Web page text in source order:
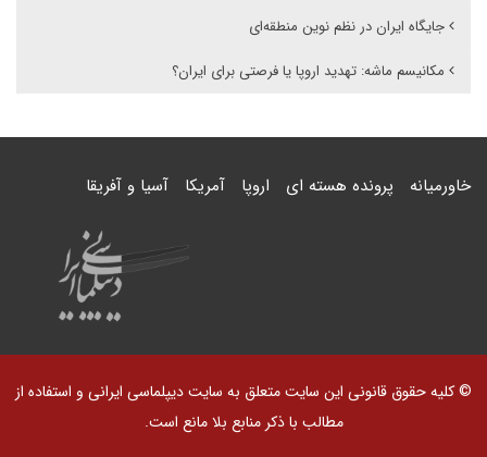
جایگاه ایران در نظم نوین منطقه‌ای
مکانیسم ماشه: تهدید اروپا یا فرصتی برای ایران؟
خاورمیانه پرونده هسته ای اروپا آمریکا آسیا و آفریقا
© کلیه حقوق قانونی این سایت متعلق به سایت دیپلماسی ایرانی و استفاده از
مطالب با ذکر منابع بلا مانع است.